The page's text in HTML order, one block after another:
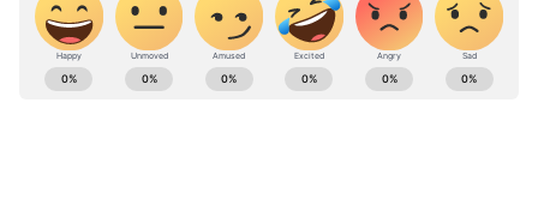
ABOUT THE AUTHOR